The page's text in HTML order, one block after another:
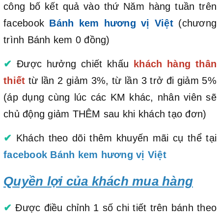
công bố kết quả vào thứ Năm hàng tuần trên
facebook Bánh kem hương vị Việt(chương
trình Bánh kem 0 đồng)
✔ Được hưởng chiết khấu khách hàng thân
thiết từ lần 2 giảm 3%, từ lần 3 trở đi giảm 5%
(áp dụng cùng lúc các KM khác, nhân viên sẽ
chủ động giảm THÊM sau khi khách tạo đơn)
✔ Khách theo dõi thêm khuyến mãi cụ thể tại
facebook Bánh kem hương vị Việt
Quyền lợi của khách mua hàng
✔ Được điều chỉnh 1 số chi tiết trên bánh theo